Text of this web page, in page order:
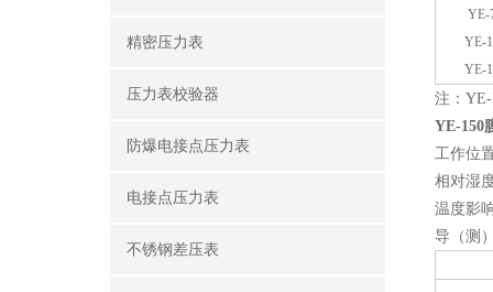
精密压力表
压力表校验器
防爆电接点压力表
电接点压力表
不锈钢差压表
YE-
YE-
YE-
注：
YE-150
工作位
相对湿
温度影
导（测